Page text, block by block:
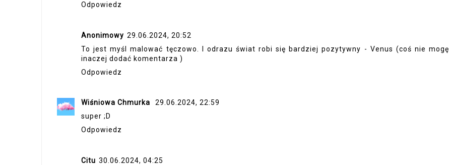
Odpowiedz
Anonimowy 29.06.2024, 20:52
To jest myśl malować tęczowo. I odrazu świat robi się bardziej pozytywny - Venus (coś nie mogę
inaczej dodać komentarza )
Odpowiedz
Wiśniowa Chmurka
29.06.2024, 22:59
super ;D
Odpowiedz
Citu 30.06.2024, 04:25